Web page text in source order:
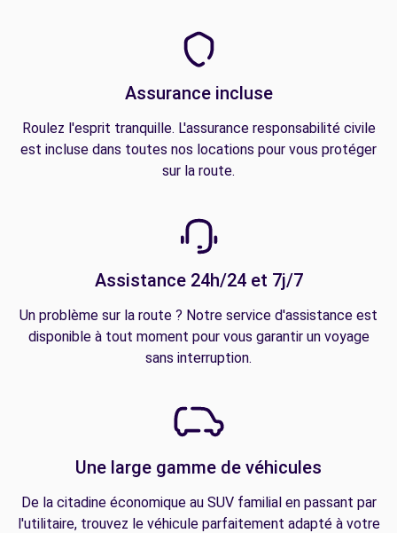
Assurance incluse
Roulez l'esprit tranquille. L'assurance responsabilité civile
est incluse dans toutes nos locations pour vous protéger
sur la route.
Assistance 24h/24 et 7j/7
Un problème sur la route ? Notre service d'assistance est
disponible à tout moment pour vous garantir un voyage
sans interruption.
Une large gamme de véhicules
De la citadine économique au SUV familial en passant par
l'utilitaire, trouvez le véhicule parfaitement adapté à votre